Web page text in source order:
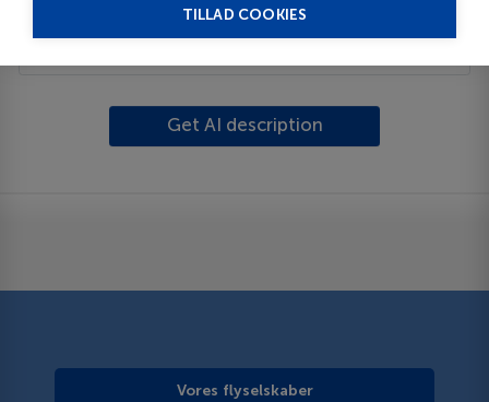
TILLAD COOKIES
Description
Get AI description
Vores flyselskaber